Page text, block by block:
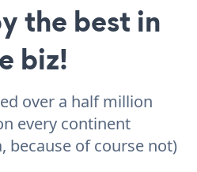
the best in
biz!
over a half million
every continent
because of course not)